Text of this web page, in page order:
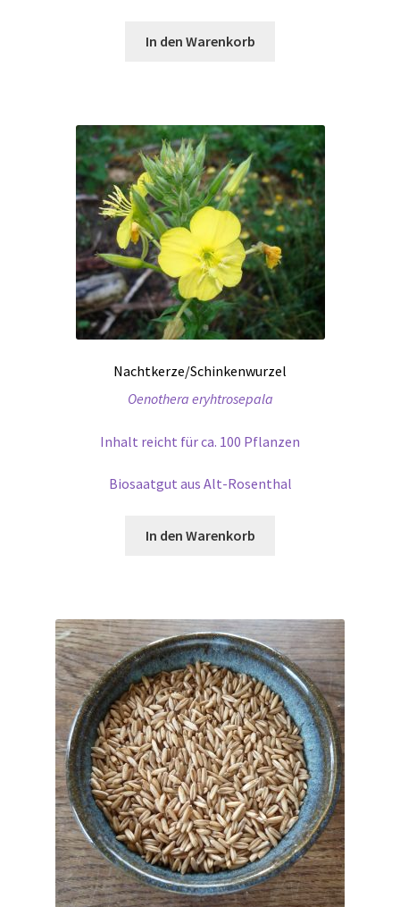
In den Warenkorb
Nachtkerze/Schinkenwurzel
Oenothera eryhtrosepala
Inhalt reicht für ca. 100 Pflanzen
Biosaatgut aus Alt-Rosenthal
In den Warenkorb